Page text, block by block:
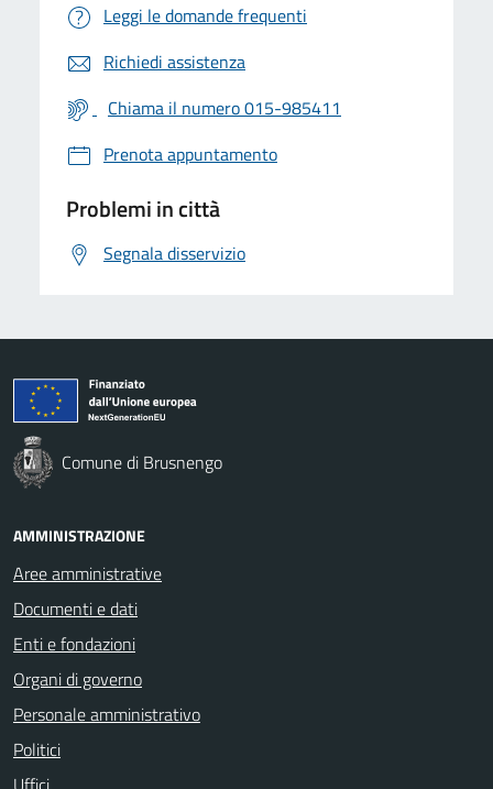
Leggi le domande frequenti
Richiedi assistenza
Chiama il numero 015-985411
Prenota appuntamento
Problemi in città
Segnala disservizio
Comune di Brusnengo
AMMINISTRAZIONE
Aree amministrative
Documenti e dati
Enti e fondazioni
Organi di governo
Personale amministrativo
Politici